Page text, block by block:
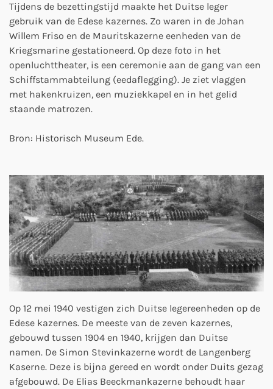
Tijdens de bezettingstijd maakte het Duitse leger
gebruik van de Edese kazernes. Zo waren in de Johan
Willem Friso en de Mauritskazerne eenheden van de
Kriegsmarine gestationeerd. Op deze foto in het
openluchttheater, is een ceremonie aan de gang van een
Schiffstammabteilung (eedaflegging). Je ziet vlaggen
met hakenkruizen, een muziekkapel en in het gelid
staande matrozen.
Bron: Historisch Museum Ede.
Op 12 mei 1940 vestigen zich Duitse legereenheden op de
Edese kazernes. De meeste van de zeven kazernes,
gebouwd tussen 1904 en 1940, krijgen dan Duitse
namen. De Simon Stevinkazerne wordt de Langenberg
Kaserne. Deze is bijna gereed en wordt onder Duits gezag
afgebouwd. De Elias Beeckmankazerne behoudt haar